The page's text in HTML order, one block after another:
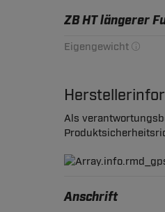
ZB HT längerer
Eigengewicht
Als
Anschrift